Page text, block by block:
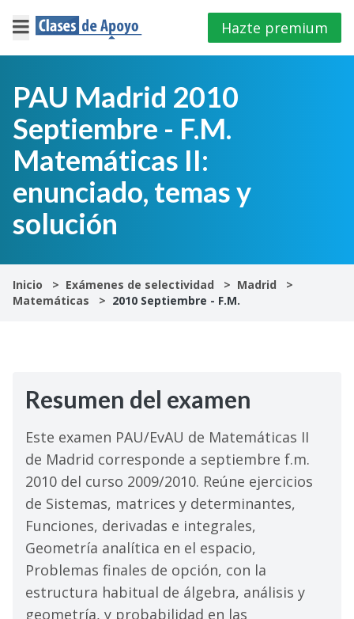
×
Iniciar
sesión
4º
E.S.O
Bachillerato
Hazte premium
PAU Madrid 2010
Septiembre - F.M.
Matemáticas II:
enunciado, temas y
solución
Inicio Exámenes de selectividad
Madrid
Matemáticas
2010 Septiembre - F.M.
Resumen del examen
Este examen PAU/EvAU de Matemáticas II
de Madrid corresponde a septiembre f.m.
2010 del curso 2009/2010. Reúne ejercicios
de Sistemas, matrices y determinantes,
Funciones, derivadas e integrales,
Geometría analítica en el espacio,
Problemas finales de opción, con la
estructura habitual de álgebra, análisis y
geometría, y probabilidad en las